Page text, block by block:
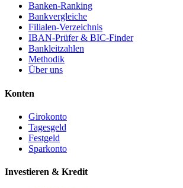
Banken-Ranking
Bankvergleiche
Filialen-Verzeichnis
IBAN-Prüfer & BIC-Finder
Bankleitzahlen
Methodik
Über uns
Konten
Girokonto
Tagesgeld
Festgeld
Sparkonto
Investieren & Kredit